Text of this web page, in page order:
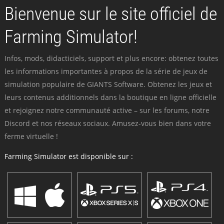
Bienvenue sur le site officiel de
Farming Simulator!
Infos, mods, didacticiels, support et plus encore: obtenez toutes
les informations importantes à propos de la série de jeux de
simulation populaire de GIANTS Software. Obtenez les jeux et
leurs contenus additionnels dans la boutique en ligne officielle
et rejoignez notre communauté active – sur les forums, notre
Discord et nos réseaux sociaux. Amusez-vous bien dans votre
ferme virtuelle !
Farming Simulator est disponible sur :